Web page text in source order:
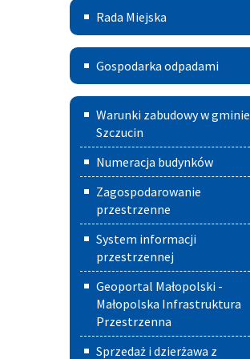
Rada
Miejska
Rada Miejska
Gospodarka
odpadami
Gospodarka odpadami
Warunki
zabudowy
w
Gminie
Szczucin
Warunki zabudowy w gminie
Szczucin
Numeracja budynków
Zagospodarowanie
przestrzenne
System informacji
przestrzennej
Geoportal Małopolski -
Małopolska Infrastruktura
Przestrzenna
Sprzedaż i dzierżawa z